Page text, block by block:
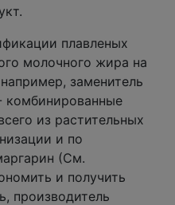
плавленых
молочного жира на
заменитель
из растительных
и по
(См.
и получить
производитель